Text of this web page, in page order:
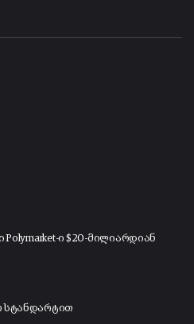
ი $20-მილიარდიან
სტანდარტით